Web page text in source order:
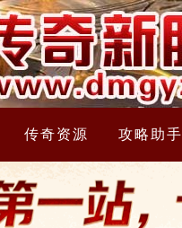
传奇资源 攻略助手